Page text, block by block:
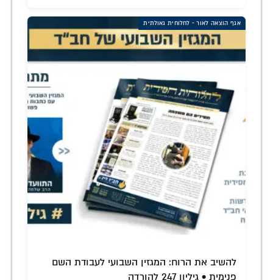
אגף הוצאה לאור - לחלוחית גאולתית
להשיב את הרוח: המגזין השבועי לעבודת השם
פנימית • גיליון 247 להורדה